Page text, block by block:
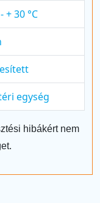
+ 30 °C
egység
hibákért nem